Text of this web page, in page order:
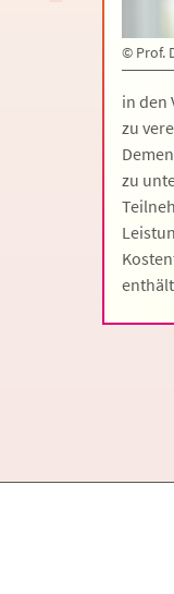
© Prof.
in den
zu
zu